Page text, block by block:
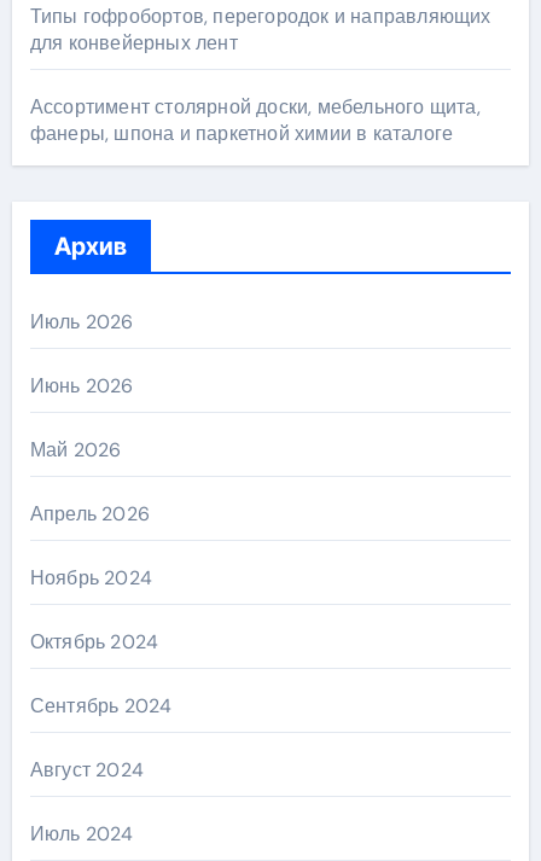
Типы гофробортов, перегородок и направляющих
для конвейерных лент
Ассортимент столярной доски, мебельного щита,
фанеры, шпона и паркетной химии в каталоге
Архив
Июль 2026
Июнь 2026
Май 2026
Апрель 2026
Ноябрь 2024
Октябрь 2024
Сентябрь 2024
Август 2024
Июль 2024